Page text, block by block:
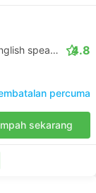
Daytrip private transfer with English speaking driver 4.8
percuma
sekarang